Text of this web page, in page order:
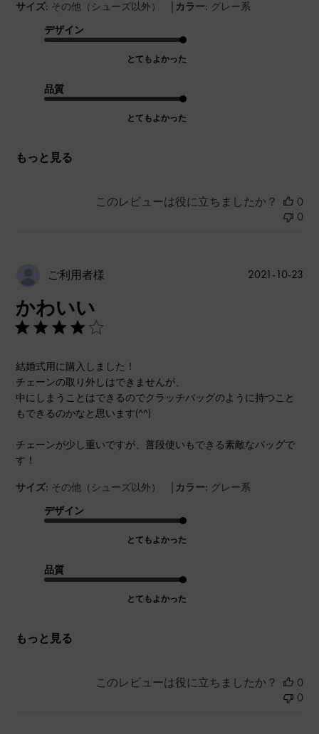
サイズ: その他（シューズ以外） | カラー: グレー系
デザイン
とてもよかった
品質
とてもよかった
もっと見る
このレビューは役に立ちましたか？
0
0
ご利用者様
かわいい
結婚式用に購入しました！
チェーンの取り外しはできませんが、
中にしまうことはできるのでクラッチバッグのように持つこと
もできるのかなと思います(^^)
チェーンが少し重いですが、普段使いもできる素敵なバッグで
す！
サイズ: その他（シューズ以外） | カラー: グレー系
デザイン
とてもよかった
品質
とてもよかった
もっと見る
公
2021-10-23
このレビューは役に立ちましたか？
0
0